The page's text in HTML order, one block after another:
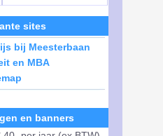
sites
bij Meesterbaan
en MBA
en banners